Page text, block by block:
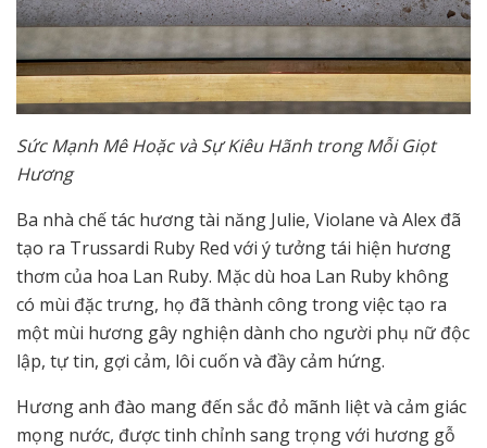
Sức Mạnh Mê Hoặc và Sự Kiêu Hãnh trong Mỗi Giọt
Hương
Ba nhà chế tác hương tài năng Julie, Violane và Alex đã
tạo ra Trussardi Ruby Red với ý tưởng tái hiện hương
thơm của hoa Lan Ruby. Mặc dù hoa Lan Ruby không
có mùi đặc trưng, họ đã thành công trong việc tạo ra
một mùi hương gây nghiện dành cho người phụ nữ độc
lập, tự tin, gợi cảm, lôi cuốn và đầy cảm hứng.
Hương anh đào mang đến sắc đỏ mãnh liệt và cảm giác
mọng nước, được tinh chỉnh sang trọng với hương gỗ